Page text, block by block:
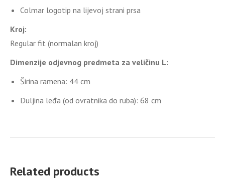
Colmar logotip na lijevoj strani prsa
Kroj:
Regular fit (normalan kroj)
Dimenzije odjevnog predmeta za veličinu L:
Širina ramena: 44 cm
Duljina leđa (od ovratnika do ruba): 68 cm
Related products